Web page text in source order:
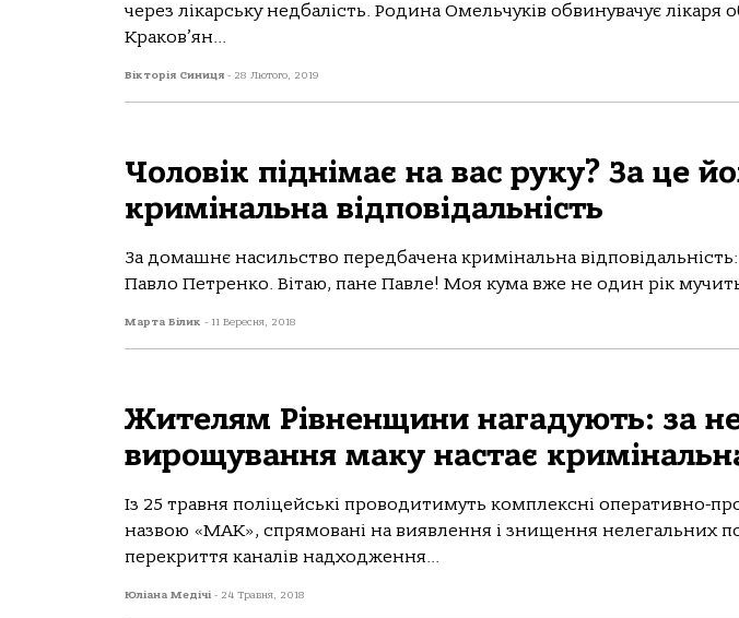
через лікарську недбалість. Родина Омельчуків обвинувачує лікаря
Краков’ян...
Вікторія Синиця - 28 Лютого, 2019
Чоловік піднімає на вас руку? За це
кримінальна відповідальність
За домашнє насильство передбачена кримінальна
Павло Петренко. Вітаю, пане Павле! Моя кума вже не один рік
Марта Білик - 11 Вересня, 2018
Жителям Рівненщини нагадують: за
вирощування маку настає
Із 25 травня поліцейські проводитимуть комплексні оперативно-
назвою «МАК», спрямовані на виявлення і знищення нелегальних
перекриття каналів надходження...
Юліана Медічі - 24 Травня, 2018